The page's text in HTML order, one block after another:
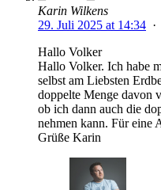
Karin Wilkens
29. Juli 2025 at 14:34 ·
Hallo Volker
Hallo Volker. Ich habe
selbst am Liebsten
doppelte Menge davon
ob ich dann auch die
nehmen kann. Für eine
Grüße Karin